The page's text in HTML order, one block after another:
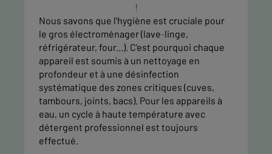
!
Nous savons que l'hygiène est cruciale pour
le gros électroménager (lave-linge,
réfrigérateur, four...). C'est pourquoi chaque
appareil est soumis à un nettoyage en
profondeur et à une désinfection
systématique des zones critiques (cuves,
tambours, joints, bacs). Pour les appareils à
eau, un cycle à haute température avec
détergent professionnel est toujours
effectué.